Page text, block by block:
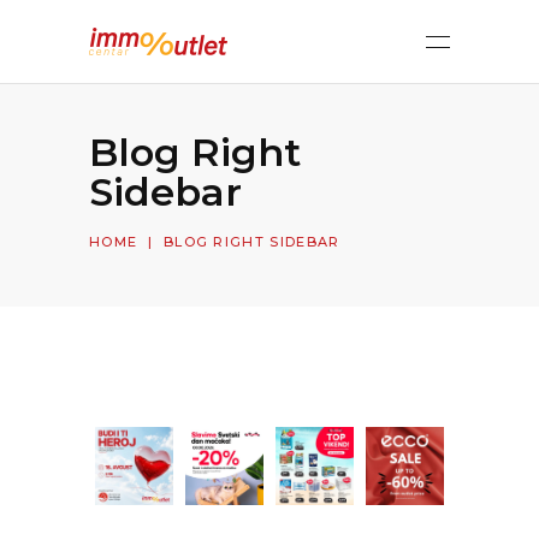
Blog Right
Sidebar
HOME | BLOG RIGHT SIDEBAR